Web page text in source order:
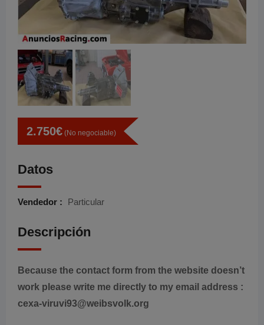
2.750€ (No negociable)
Datos
Vendedor : Particular
Descripción
Because the contact form from the website doesn’t
work please write me directly to my email address :
cexa-viruvi93@weibsvolk.org